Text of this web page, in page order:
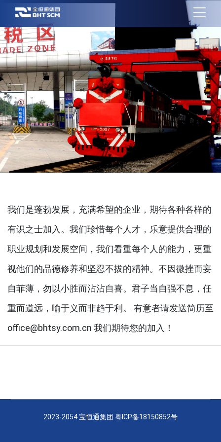
我们是蓬勃发展，充满希望的企业，期待各种各样的
有识之士加入。我们珍惜每个人才，乐意提供合理的
职业规划和发展空间，我们看重每个人的能力，更重
视他们的品德修养和坚忍不拔的精神。不因微挫而妄
自菲薄，勿以小胜而沾沾自喜。君子当自强不息，任
重而道远，喻于义而非趋于利。 有意者请发送简历至
office@bhtsy.com.cn 我们期待您的加入！
2023-2054 宝恒通集团 粤ICP备18150852号